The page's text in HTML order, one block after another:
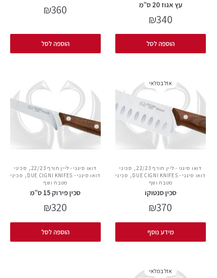
עץ אגוז 20 ס”מ
₪340
הוספה לסל
₪360
הוספה לסל
אזל במלאי
דואו סיגני - ליין חורף 22/23 , סכיני
דואו סיגני - DUE CIGNI KNIFES
, סכיני
מטבח ושף
סכין סנטוקו
₪370
מידע נוסף
דואו סיגני - ליין חורף 22/23 , סכיני
דואו סיגני - DUE CIGNI KNIFES
, סכיני
מטבח ושף
סכין פירוק 15 ס”מ
₪320
הוספה לסל
אזל במלאי